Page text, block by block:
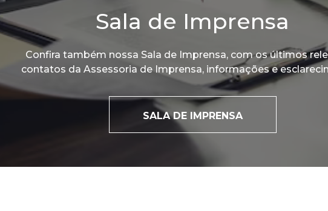
Sala de Imprensa
Confira também nossa Sala de Imprensa, com os últimos
contatos da Assessoria de Imprensa, informações e
SALA DE IMPRENSA